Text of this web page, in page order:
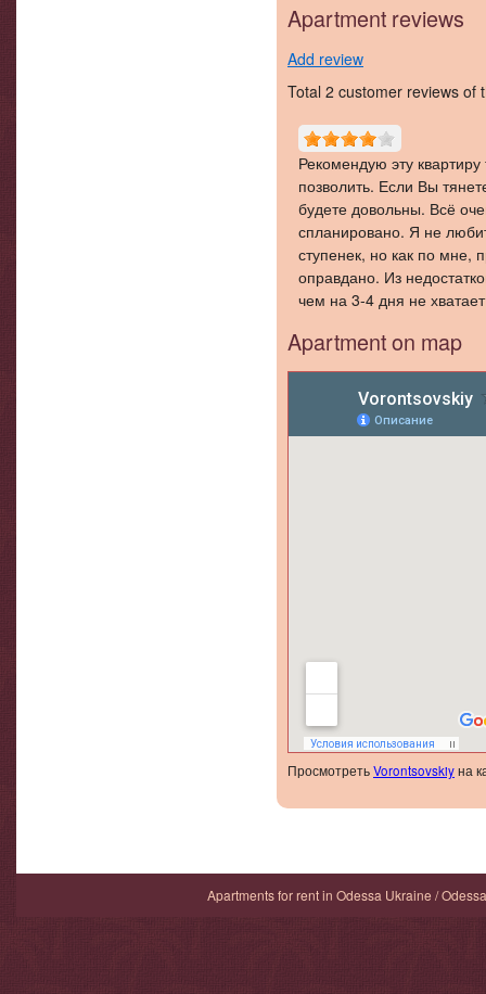
Bathroom
Hallway
Apartment reviews
Add review
Total 2 customer reviews of
Рекомендую эту
позволить. Если Вы
будете довольны. Всё
спланировано. Я не
ступенек, но как по мне,
оправдано. Из
чем на 3-4 дня не
так как на улице мы не
парковки и приходилось
квартале от нас. Во
организацию жилья и
— Игорь,
Apartment on map
ПросмотретьVorontsovskiyна
Apartments for rent in Odessa Ukraine /